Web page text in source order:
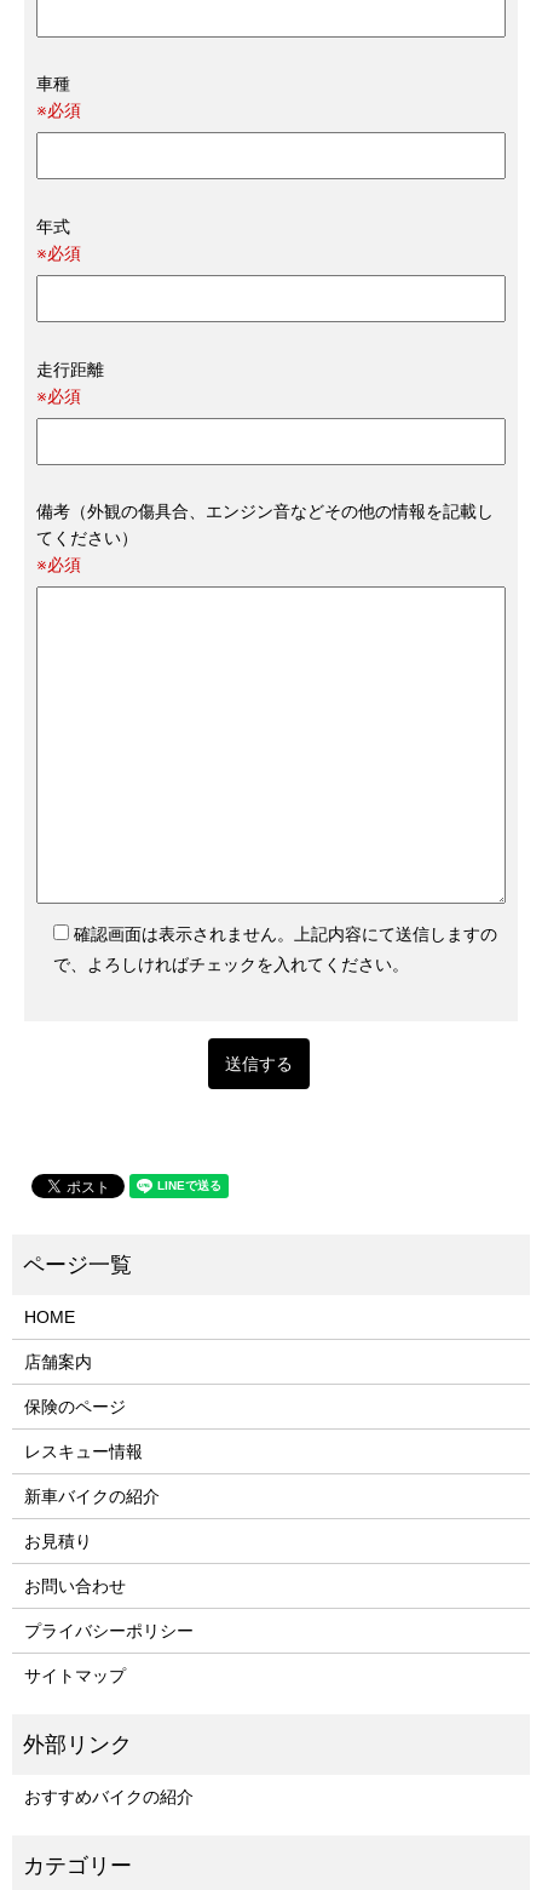
車種
※必須
年式
※必須
走行距離
※必須
備考（外観の傷具合、エンジン音などその他の情報を記載し
てください）
※必須
確認画面は表示されません。上記内容にて送信しますの
で、よろしければチェックを入れてください。
HOME
店舗案内
保険のページ
レスキュー情報
新車バイクの紹介
お見積り
お問い合わせ
プライバシーポリシー
サイトマップ
おすすめバイクの紹介